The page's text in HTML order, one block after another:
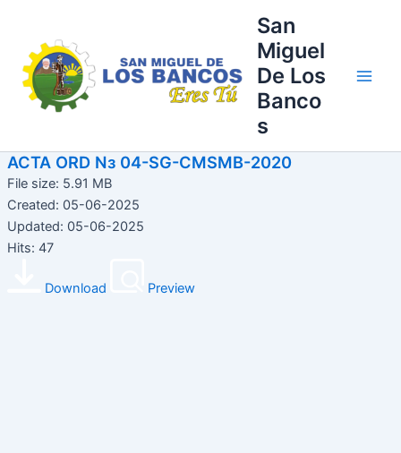
contenido
San
Miguel
De Los
Banco
s
ACTA ORD Nз 04-SG-CMSMB-2020
File size: 5.91 MB
Created: 05-06-2025
Updated: 05-06-2025
Hits: 47
Download Preview